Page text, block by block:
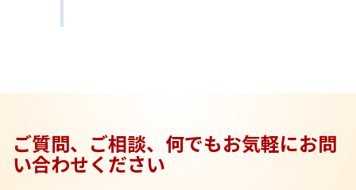
ご質問、ご相談、何でもお気軽にお問
い合わせください